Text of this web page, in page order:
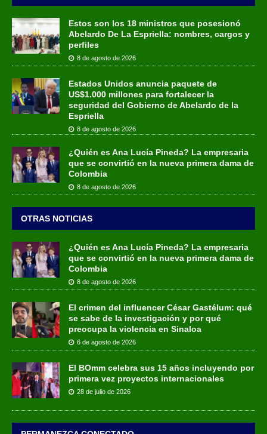
Estos son los 18 ministros que posesionó
Abelardo De La Espriella: nombres, cargos y
perfiles
8 de agosto de 2026
Estados Unidos anuncia paquete de
US$1.000 millones para fortalecer la
seguridad del Gobierno de Abelardo de la
Espriella
8 de agosto de 2026
¿Quién es Ana Lucía Pineda? La empresaria
que se convirtió en la nueva primera dama de
Colombia
8 de agosto de 2026
OTRAS NOTICIAS
¿Quién es Ana Lucía Pineda? La empresaria
que se convirtió en la nueva primera dama de
Colombia
8 de agosto de 2026
El crimen del influencer César Gastélum: qué
se sabe de la investigación y por qué
preocupa la violencia en Sinaloa
6 de agosto de 2026
El BOmm celebra sus 15 años incluyendo por
primera vez proyectos internacionales
28 de julio de 2026